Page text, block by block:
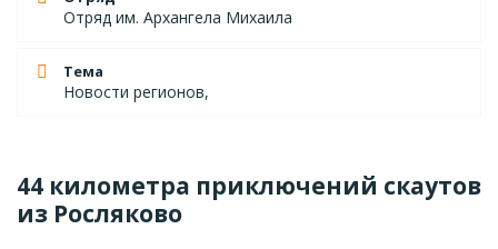
Отряд им. Архангела Михаила
Тема
Новости регионов,
44 километра приключений скаутов
из Росляково